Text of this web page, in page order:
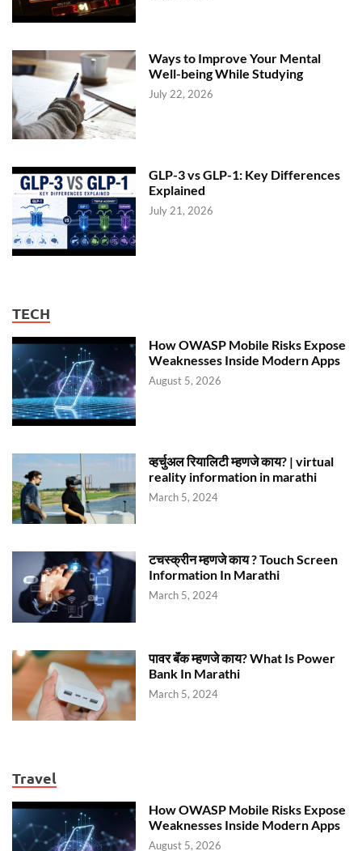
Ways to Improve Your Mental
Well-being While Studying
July 22, 2026
GLP-3 vs GLP-1: Key Differences
Explained
July 21, 2026
TECH
How OWASP Mobile Risks Expose
Weaknesses Inside Modern Apps
August 5, 2026
व्हर्चुअल रियालिटी म्हणजे काय? | virtual
reality information in marathi
March 5, 2024
टचस्क्रीन म्हणजे काय ? Touch Screen
Information In Marathi
March 5, 2024
पावर बॅंक म्हणजे काय? What Is Power
Bank In Marathi
March 5, 2024
Travel
How OWASP Mobile Risks Expose
Weaknesses Inside Modern Apps
August 5, 2026